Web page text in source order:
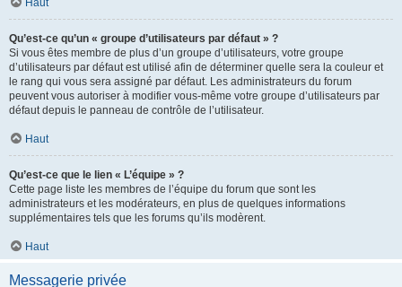
Haut
Qu’est-ce qu’un « groupe d’utilisateurs par défaut » ?
Si vous êtes membre de plus d’un groupe d’utilisateurs, votre groupe
d’utilisateurs par défaut est utilisé afin de déterminer quelle sera la couleur et
le rang qui vous sera assigné par défaut. Les administrateurs du forum
peuvent vous autoriser à modifier vous-même votre groupe d’utilisateurs par
défaut depuis le panneau de contrôle de l’utilisateur.
Haut
Qu’est-ce que le lien « L’équipe » ?
Cette page liste les membres de l’équipe du forum que sont les
administrateurs et les modérateurs, en plus de quelques informations
supplémentaires tels que les forums qu’ils modèrent.
Haut
Messagerie privée